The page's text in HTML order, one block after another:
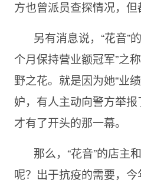
方也曾派员查探情况，但
另有消息说，“花音”
个月保持营业额冠军”之
野之花。就是因为她“业
妒，有人主动向警方举报
才有了开头的那一幕。
那么，“花音”的店主
呢？出于抗疫的需要，